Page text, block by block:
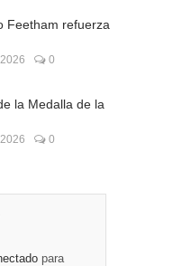
Feetham refuerza
0
la Medalla de la
0
para